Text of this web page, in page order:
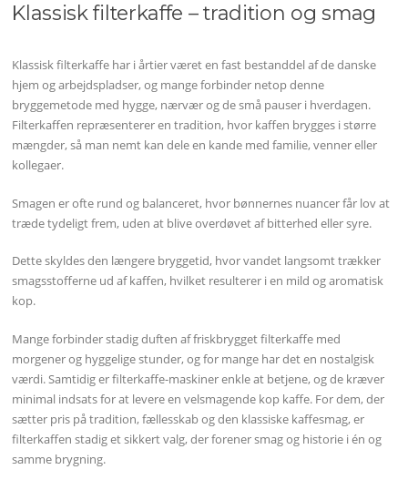
Klassisk filterkaffe – tradition og smag
Klassisk filterkaffe har i årtier været en fast bestanddel af de danske
hjem og arbejdspladser, og mange forbinder netop denne
bryggemetode med hygge, nærvær og de små pauser i hverdagen.
Filterkaffen repræsenterer en tradition, hvor kaffen brygges i større
mængder, så man nemt kan dele en kande med familie, venner eller
kollegaer.
Smagen er ofte rund og balanceret, hvor bønnernes nuancer får lov at
træde tydeligt frem, uden at blive overdøvet af bitterhed eller syre.
Dette skyldes den længere bryggetid, hvor vandet langsomt trækker
smagsstofferne ud af kaffen, hvilket resulterer i en mild og aromatisk
kop.
Mange forbinder stadig duften af friskbrygget filterkaffe med
morgener og hyggelige stunder, og for mange har det en nostalgisk
værdi. Samtidig er filterkaffe-maskiner enkle at betjene, og de kræver
minimal indsats for at levere en velsmagende kop kaffe. For dem, der
sætter pris på tradition, fællesskab og den klassiske kaffesmag, er
filterkaffen stadig et sikkert valg, der forener smag og historie i én og
samme brygning.